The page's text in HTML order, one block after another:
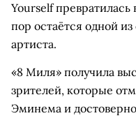
Yourself
пор остаётся одной
артиста.
«8 Миля» получила
зрителей, которые
Эминема и